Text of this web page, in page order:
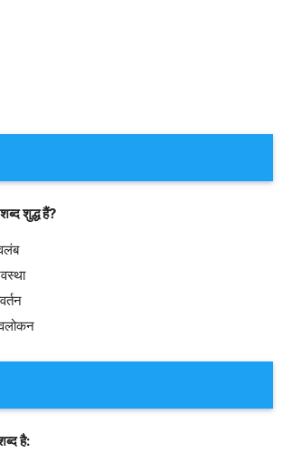
शुद्ध हैं?
है: